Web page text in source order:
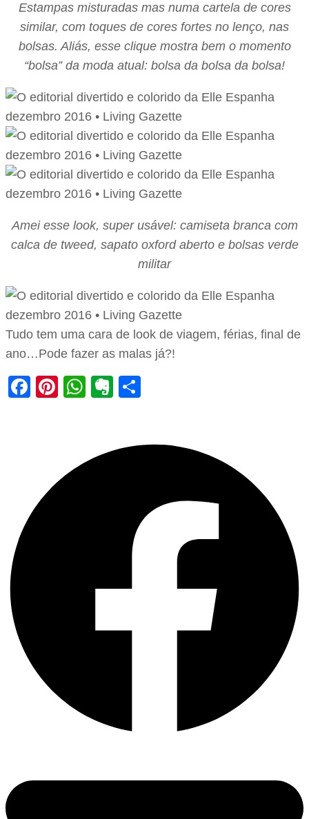
Estampas misturadas mas numa cartela de cores
similar, com toques de cores fortes no lenço, nas
bolsas. Aliás, esse clique mostra bem o momento
“bolsa” da moda atual: bolsa da bolsa da bolsa!
Amei esse look, super usável: camiseta branca com
calca de tweed, sapato oxford aberto e bolsas verde
militar
Tudo tem uma cara de look de viagem, férias, final de
ano…Pode fazer as malas já?!
Facebook
Pinterest
WhatsApp
Evernote